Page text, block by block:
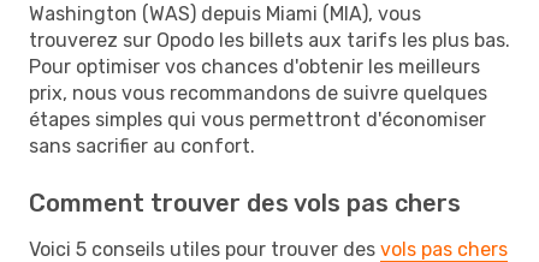
Washington (WAS) depuis Miami (MIA), vous
trouverez sur Opodo les billets aux tarifs les plus bas.
Pour optimiser vos chances d'obtenir les meilleurs
prix, nous vous recommandons de suivre quelques
étapes simples qui vous permettront d'économiser
sans sacrifier au confort.
Comment trouver des vols pas chers
Voici 5 conseils utiles pour trouver des vols pas chers